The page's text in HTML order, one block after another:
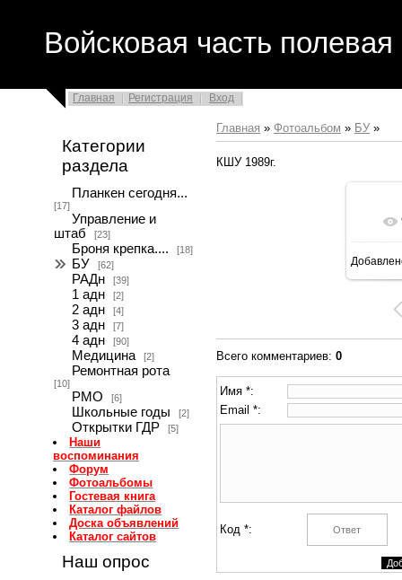
Войсковая часть полевая
Главная Регистрация Вход
Категории
раздела
Планкен сегодня...
[17]
Управление и
штаб
[23]
Броня крепка.... [18]
БУ [62]
РАДн [39]
1 адн [2]
2 адн [4]
3 адн [7]
4 адн [90]
Медицина [2]
Ремонтная рота
[10]
РМО [6]
Школьные годы [2]
Открытки ГДР [5]
Наши
воспоминания
Форум
Фотоальбомы
Гостевая книга
Каталог файлов
Доска объявлений
Каталог сайтов
Наш опрос
Главная » Фотоальбом » БУ »
КШУ 1989г.
Всего комментариев: 0
Имя *:
Email *:
Код *: